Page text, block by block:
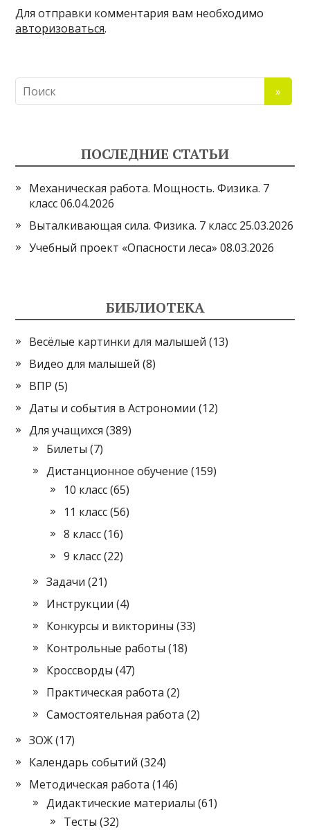
Для отправки комментария вам необходимо
авторизоваться.
ПОСЛЕДНИЕ СТАТЬИ
Механическая работа. Мощность. Физика. 7
класс 06.04.2026
Выталкивающая сила. Физика. 7 класс 25.03.2026
Учебный проект «Опасности леса» 08.03.2026
БИБЛИОТЕКА
Весёлые картинки для малышей (13)
Видео для малышей (8)
ВПР (5)
Даты и события в Астрономии (12)
Для учащихся (389)
Билеты (7)
Дистанционное обучение (159)
10 класс(65)
11 класс(56)
8 класс(16)
9 класс(22)
Задачи (21)
Инструкции (4)
Конкурсы и викторины (33)
Контрольные работы (18)
Кроссворды (47)
Практическая работа (2)
Самостоятельная работа (2)
ЗОЖ(17)
Календарь событий (324)
Методическая работа (146)
Дидактические материалы (61)
Тесты (32)